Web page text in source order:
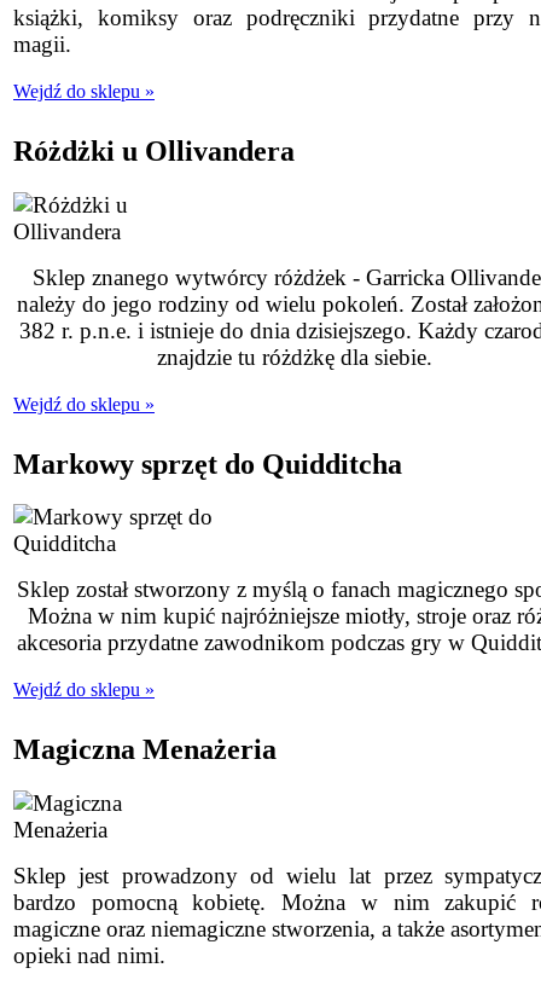
książki, komiksy oraz podręczniki przydatne przy
magii.
Wejdź do sklepu »
Różdżki u Ollivandera
Sklep znanego wytwórcy różdżek - Garricka
należy do jego rodziny od wielu pokoleń. Został
382 r. p.n.e. i istnieje do dnia dzisiejszego. Każdy
znajdzie tu różdżkę dla siebie.
Wejdź do sklepu »
Markowy sprzęt do Quidditcha
Sklep został stworzony z myślą o fanach magicznego
Można w nim kupić najróżniejsze miotły, stroje oraz
akcesoria przydatne zawodnikom podczas gry w
Wejdź do sklepu »
Magiczna Menażeria
Sklep jest prowadzony od wielu lat przez
bardzo pomocną kobietę. Można w nim zakupić
magiczne oraz niemagiczne stworzenia, a także
opieki nad nimi.